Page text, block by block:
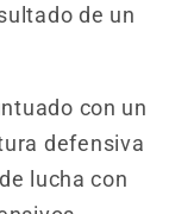
de un
con un
defensiva
lucha con